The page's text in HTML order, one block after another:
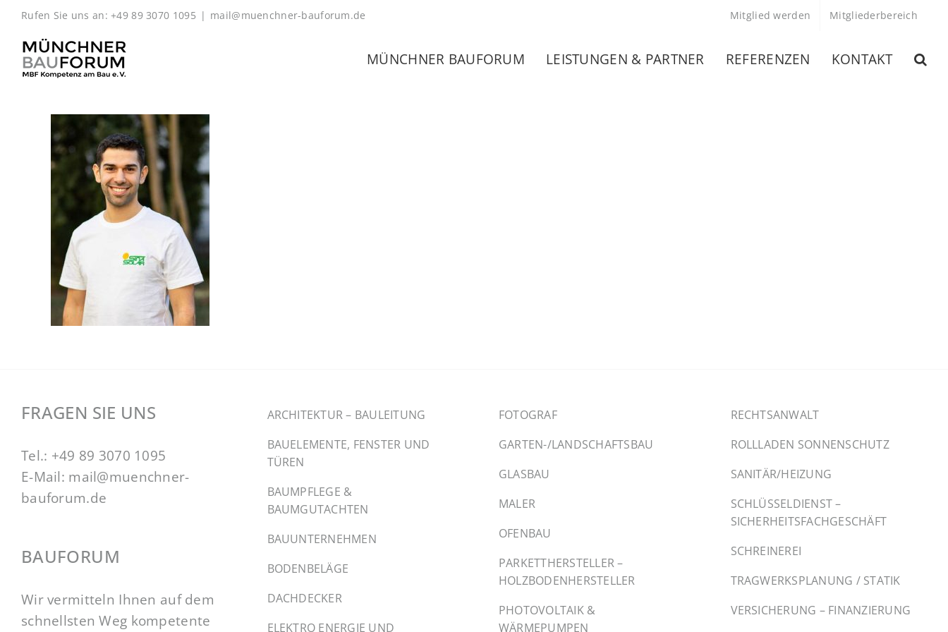
Zum
springen
Rufen Sie uns an: +49 89 3070 1095 | mail@muenchner-bauforum.de Mitglied werden Mitgliederbereich
MÜNCHNER BAUFORUM LEISTUNGEN & PARTNER REFERENZEN KONTAKT
FRAGEN SIE UNS
Tel.: +49 89 3070 1095
E-Mail: mail@muenchner-
bauforum.de
BAUFORUM
Wir vermitteln Ihnen auf dem
schnellsten Weg kompetente
ARCHITEKTUR – BAULEITUNG
BAUELEMENTE, FENSTER UND
TÜREN
BAUMPFLEGE &
BAUMGUTACHTEN
BAUUNTERNEHMEN
BODENBELÄGE
DACHDECKER
ELEKTRO ENERGIE UND
FOTOGRAF
GARTEN-/LANDSCHAFTSBAU
GLASBAU
MALER
OFENBAU
PARKETTHERSTELLER –
HOLZBODENHERSTELLER
PHOTOVOLTAIK &
WÄRMEPUMPEN
RECHTSANWALT
ROLLLADEN SONNENSCHUTZ
SANITÄR/HEIZUNG
SCHLÜSSELDIENST –
SICHERHEITSFACHGESCHÄFT
SCHREINEREI
TRAGWERKSPLANUNG / STATIK
VERSICHERUNG – FINANZIERUNG